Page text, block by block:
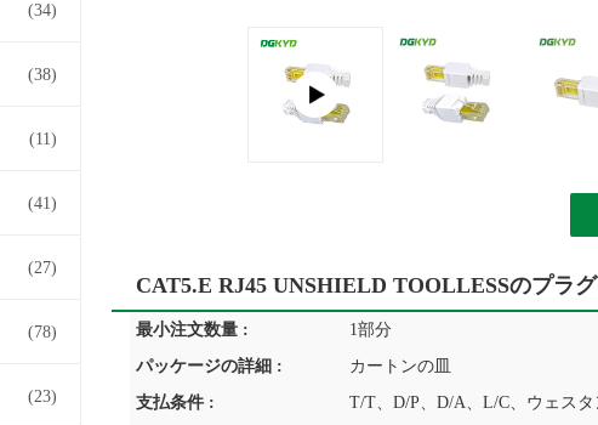
(34)
(38)
(11)
(41)
(27)
(78)
(23)
CAT5.e RJ45 UNSHIELD TOOLLESSのプラグ
最小注文数量 : 1部分
パッケージの詳細 :
カートンの皿
支払条件 :